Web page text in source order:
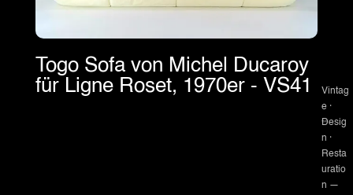
Togo Sofa von Michel Ducaroy
für Ligne Roset, 1970er - VS41
Vintag
e ·
Desig
n ·
Resta
uratio
n —